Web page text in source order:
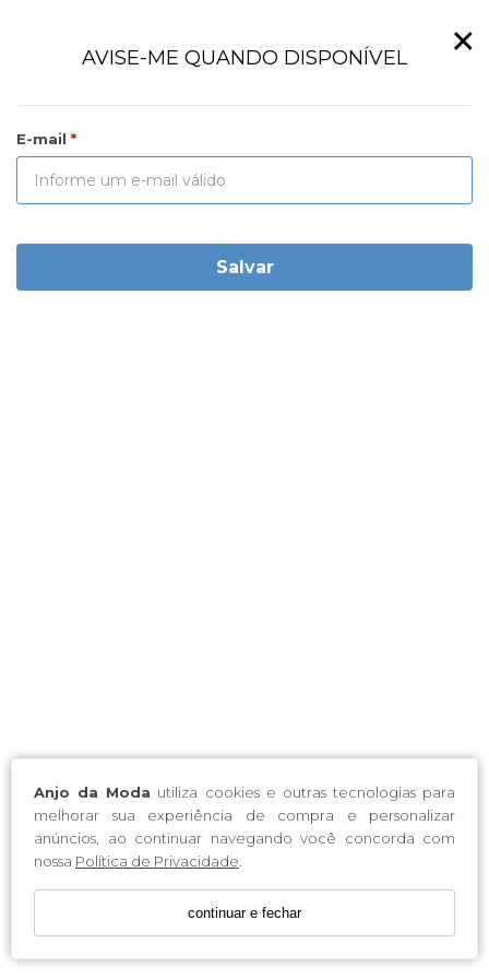
Anjo da Moda utiliza cookies e outras tecnologias para
melhorar sua experiência de compra e personalizar
anúncios, ao continuar navegando você concorda com
nossa Política de Privacidade
continuar e fechar
×
AVISE-ME QUANDO DISPONÍVEL
E-mail
Salvar